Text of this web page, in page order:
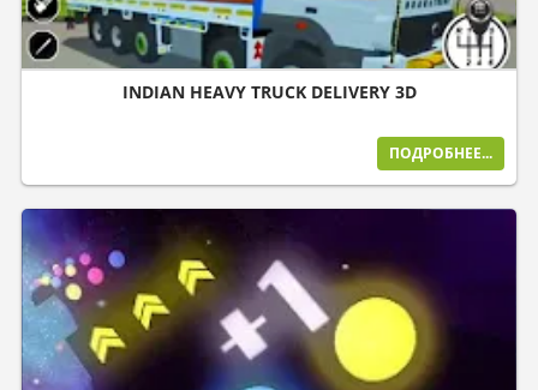
INDIAN HEAVY TRUCK DELIVERY 3D
ПОДРОБНЕЕ...